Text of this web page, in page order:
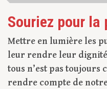
Souriez pour la
Mettre en lumière les
leur rendre leur
tous n’est pas toujours
rendre compte de